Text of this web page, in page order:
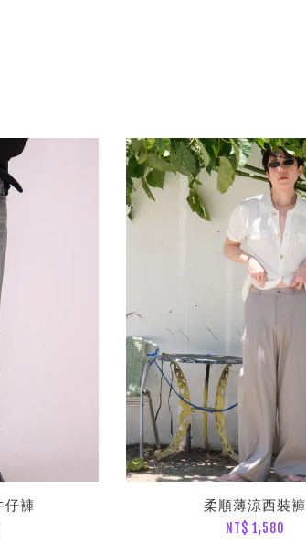
仔褲 柔順薄涼西裝褲
NT$ 1,580